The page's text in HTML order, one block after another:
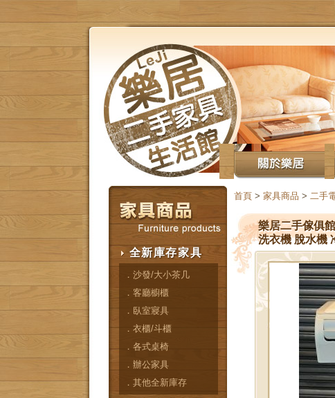
全新庫存家具
．沙發/大小茶几
．客廳櫥櫃
．臥室寢具
．衣櫃/斗櫃
．各式桌椅
．辦公家具
．其他全新庫存
首頁> 家具商品 > 二手
樂居二手傢俱
洗衣機 脫水機